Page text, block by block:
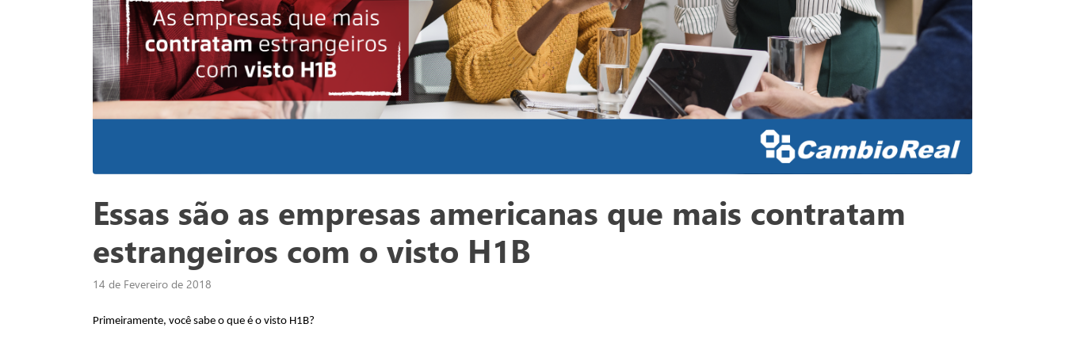
Essas são as empresas americanas que mais contratam
estrangeiros com o visto H1B
14 de Fevereiro de 2018
Primeiramente, você sabe o que é o visto H1B?